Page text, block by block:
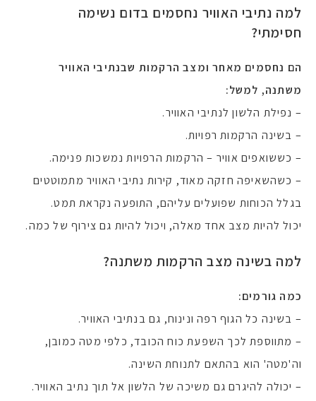
למה נתיבי האוויר נחסמים בדום נשימה
חסימתי?
הם נחסמים מאחר ומצב הרקמות שבנתיבי האוויר
משתנה, למשל:
– נפילת הלשון לנתיבי האוויר.
– בשינה הרקמות רפויות.
– כששואפים אוויר – הרקמות הרפויות נמשכות פנימה.
– כשהשאיפה חזקה מאוד, קירות נתיבי האוויר מתמוטטים
בגלל הכוחות שפועלים עליהם, התופעה נקראת תמט.
יכול להיות מצב אחד מאלה, ויכול להיות גם צירוף של כמה.
למה בשינה מצב הרקמות משתנה?
כמה גורמים:
– בשינה כל הגוף רפה ונינוח, גם בנתיבי האוויר.
– מתווספת לכך השפעת כוח הכובד, כלפי מטה כמובן,
וה'מטה' הוא בהתאם לתנוחת השינה.
– יכולה להיגרם גם משיכה של הלשון אל תוך נתיב האוויר.